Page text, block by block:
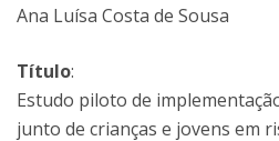
Ana Luísa Costa de Sousa
Título:
Estudo piloto de
junto de crianças e jovens em